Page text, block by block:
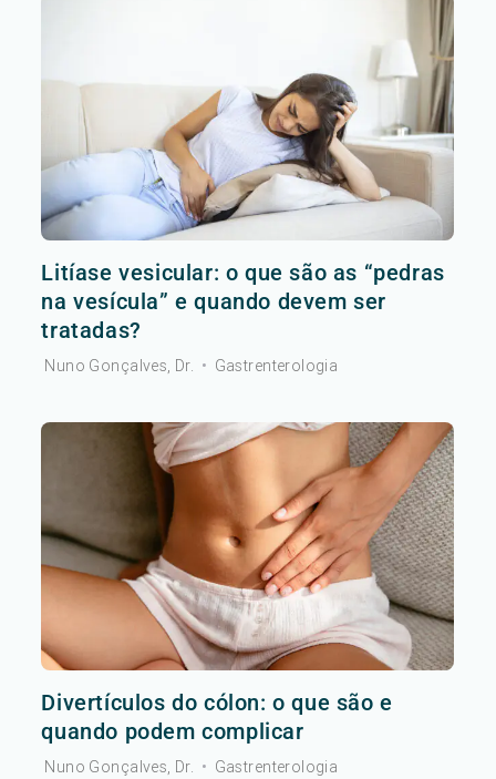
Litíase vesicular: o que são as “pedras
na vesícula” e quando devem ser
tratadas?
Nuno Gonçalves, Dr. • Gastrenterologia
Divertículos do cólon: o que são e
quando podem complicar
Nuno Gonçalves, Dr. • Gastrenterologia